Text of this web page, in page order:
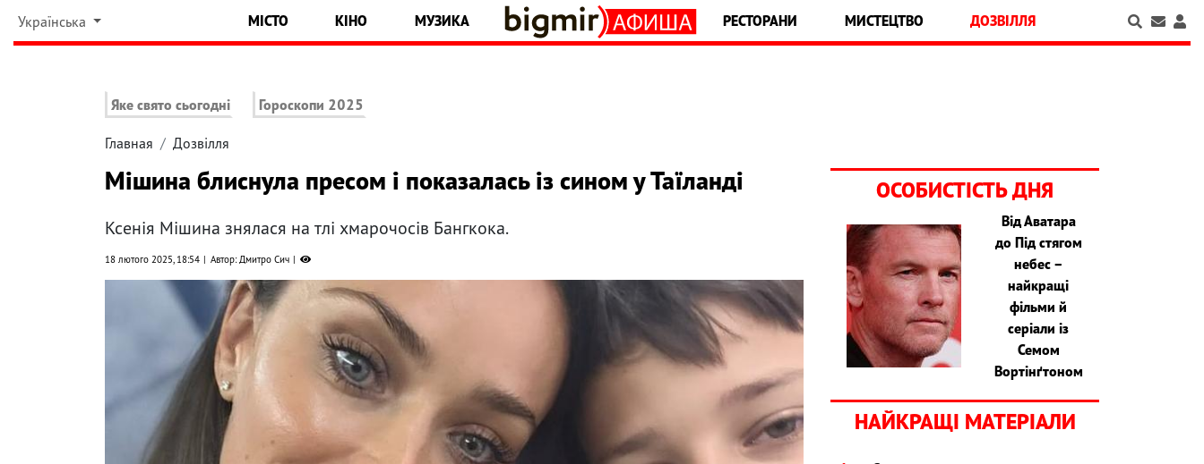
Українська МІСТО КІНО МУЗИКА РЕСТОРАНИ МИСТЕЦТВО ДОЗВІЛЛЯ
Яке свято сьогодні Гороскопи 2025
Главная Дозвілля
Мішина блиснула пресом і показалась із сином у Таїланді
Ксенія Мішина знялася на тлі хмарочосів Бангкока.
18 лютого 2025, 18:54 Автор: Дмитро Сич
ОСОБИСТІСТЬ ДНЯ
Від Аватара
до Під стягом
небес –
найкращі
фільми й
серіали із
Семом
Вортінґтоном
НАЙКРАЩІ МАТЕРІАЛИ